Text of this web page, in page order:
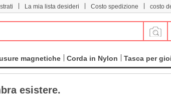
La mia lista desideri Costo spedizione costo
magnetiche Corda in Nylon Tasca per
esistere.